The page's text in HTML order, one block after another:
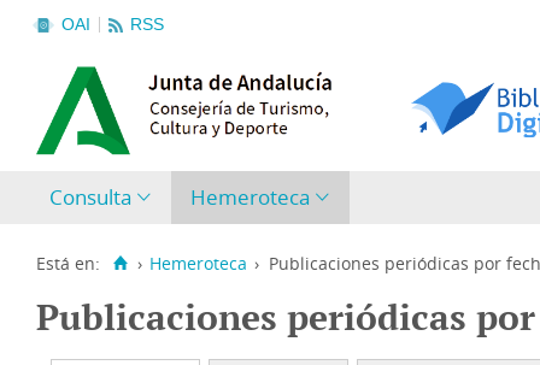
OAI RSS
Consulta Hemeroteca
Está en: › Hemeroteca › Publicaciones periódicas por
Publicaciones periódicas